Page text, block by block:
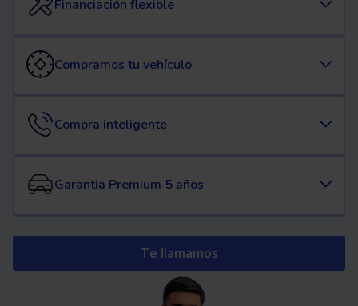
Financiación flexible
Compramos tu vehículo
Compra inteligente
Garantia Premium 5 años
Te llamamos